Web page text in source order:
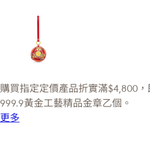
購買指定定價產品折實滿$4,800
999.9黃金工藝精品金章乙個。
更多